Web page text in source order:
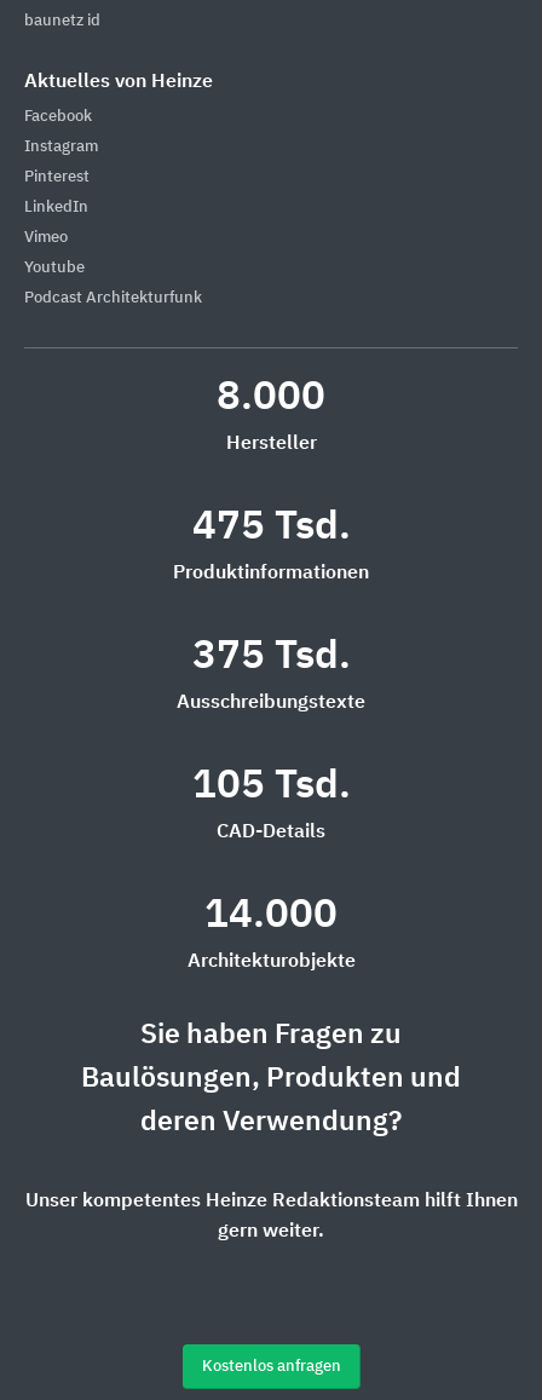
baunetz id
Aktuelles von Heinze
Facebook
Instagram
Pinterest
LinkedIn
Vimeo
Youtube
Podcast Architekturfunk
8.000
Hersteller
475 Tsd.
Produktinformationen
375 Tsd.
Ausschreibungstexte
105 Tsd.
CAD-Details
14.000
Architekturobjekte
Sie haben Fragen zu
Baulösungen, Produkten und
deren Verwendung?
Unser kompetentes Heinze Redaktionsteam hilft Ihnen
gern weiter.
Kostenlos anfragen